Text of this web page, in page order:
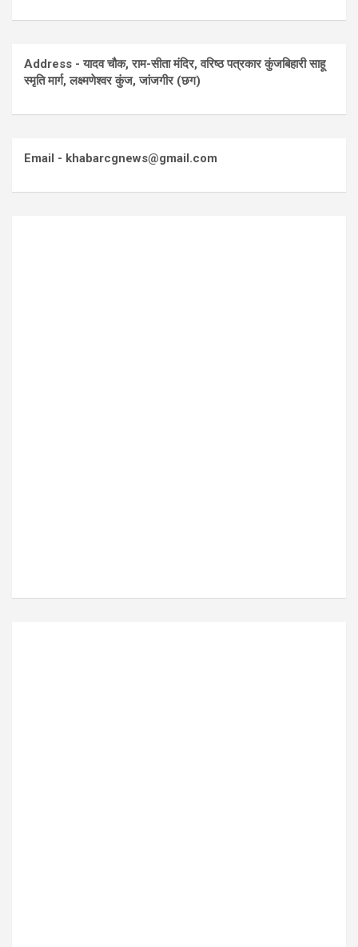
Address - यादव चौक, राम-सीता मंदिर, वरिष्ठ पत्रकार कुंजबिहारी साहू
स्मृति मार्ग, लक्ष्मणेश्वर कुंज, जांजगीर (छग)
Email - khabarcgnews@gmail.com